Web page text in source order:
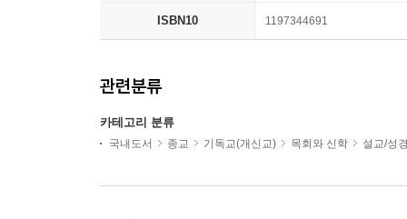
ISBN10 1197344691
관련분류
카테고리 분류
국내도서 종교 기독교(개신교) 목회와 신학 설교/성